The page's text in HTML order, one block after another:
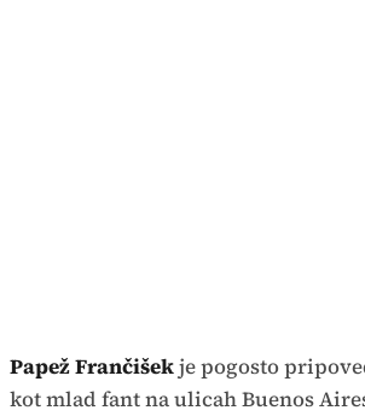
Papež Frančišekje pogosto
kot mlad fant na ulicah Buenos